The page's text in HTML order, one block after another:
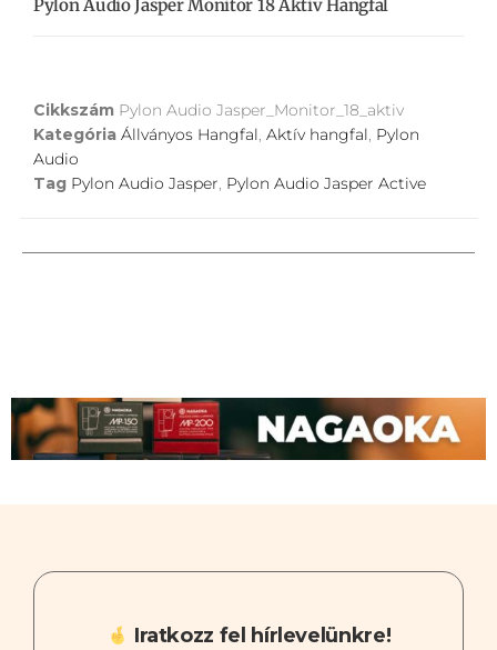
Pylon Audio Jasper Monitor 18 Aktív Hangfal
Cikkszám Pylon Audio Jasper_Monitor_18_aktiv
Kategória Állványos Hangfal, Aktív hangfal, Pylon
Audio
Tag Pylon Audio Jasper, Pylon Audio Jasper Active
Iratkozz fel hírlevelünkre!